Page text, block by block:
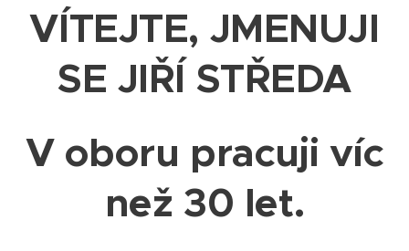
VÍTEJTE, JMENUJI
SE JIŘÍ STŘEDA
V oboru pracuji víc
než 30 let.